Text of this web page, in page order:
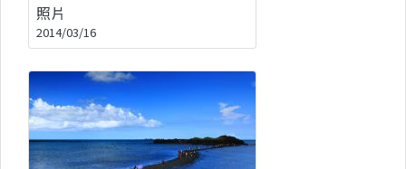
照片
2014/03/16